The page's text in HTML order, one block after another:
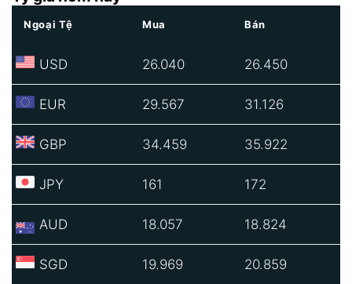
Ngoại Tệ Mua Bán
USD 26.040 26.450
EUR 29.567 31.126
GBP 34.459 35.922
JPY 161 172
AUD 18.057 18.824
SGD 19.969 20.859